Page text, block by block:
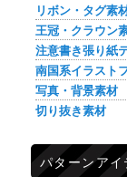
リボン・タグ素
王冠・クラウン
注意書き張り紙
南国系イラスト
写真・背景素材
切り抜き素材
パターンア